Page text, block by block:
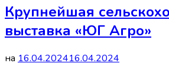
Крупнейшая
выставка «ЮГ Агро»
на 16.04.202416.04.2024